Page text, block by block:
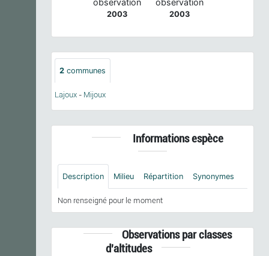
2003 2003
2 communes
Lajoux - Mijoux
Informations espèce
Description Milieu Répartition Synonymes
Non renseigné pour le moment
Observations par classes
d'altitudes